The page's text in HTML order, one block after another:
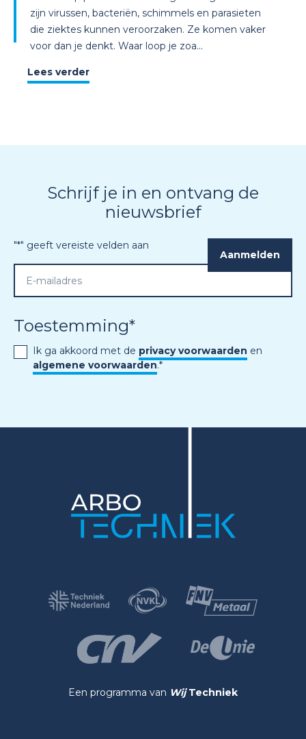
zijn virussen, bacteriën, schimmels en parasieten
die ziektes kunnen veroorzaken. Ze komen vaker
voor dan je denkt. Waar loop je zoa...
Lees verder
Schrijf je in en ontvang de
nieuwsbrief
"*" geeft vereiste velden aan
Toestemming*
Ik ga akkoord met de privacy voorwaarden en
algemene voorwaarden.*
Een programma van Wij Techniek